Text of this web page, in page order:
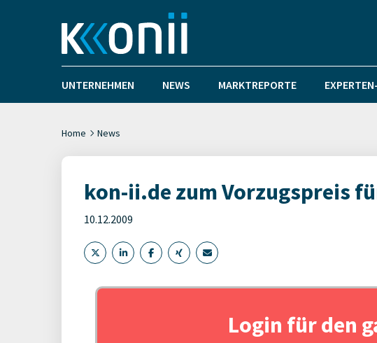
UNTERNEHMEN NEWS MARKTREPORTE
Home News
kon-ii.de zum Vorzugspreis
10.12.2009
Login für den